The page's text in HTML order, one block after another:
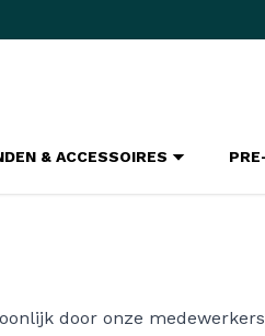
& ACCESSOIRES
door onze